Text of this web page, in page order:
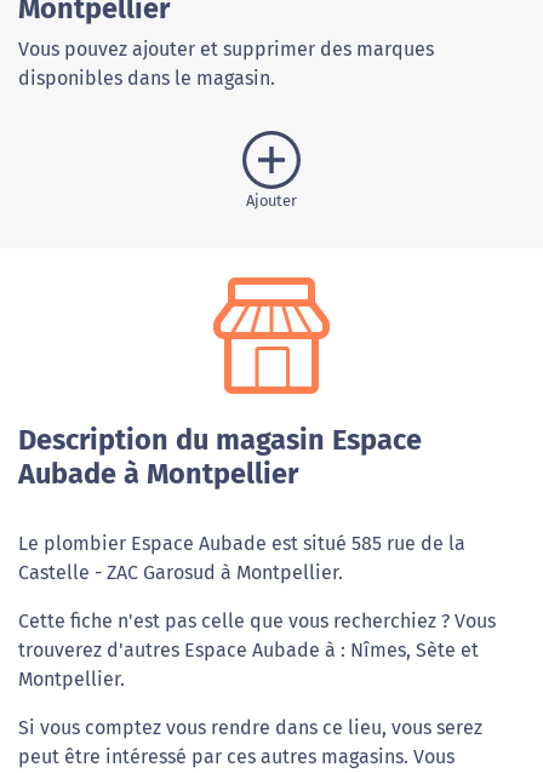
Montpellier
Vous pouvez ajouter et supprimer des marques
disponibles dans le magasin.
Ajouter
Description du magasin Espace
Aubade à Montpellier
Le plombier Espace Aubade est situé 585 rue de la
Castelle - ZAC Garosud à Montpellier.
Cette fiche n'est pas celle que vous recherchiez ? Vous
trouverez d'autres Espace Aubade à : Nîmes, Sète et
Montpellier.
Si vous comptez vous rendre dans ce lieu, vous serez
peut être intéressé par ces autres magasins. Vous